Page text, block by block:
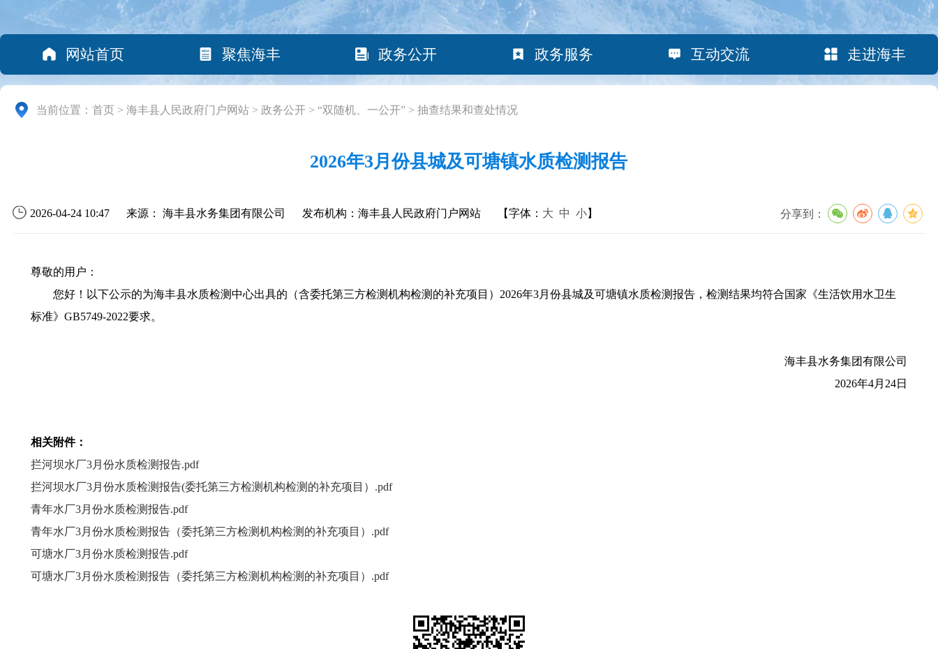
网站首页 聚焦海丰 政务公开 政务服务 互动交流 走进海丰
当前位置： 首页 > 海丰县人民政府门户网站 > 政务公开 > “双随机、一公开” > 抽查结果和查处情况
2026年3月份县城及可塘镇水质检测报告
2026-04-24 10:47 来源： 海丰县水务集团有限公司 发布机构：海丰县人民政府门户网站 【字体： 大 中 小】 分享到：
尊敬的用户：
您好！以下公示的为海丰县水质检测中心出具的（含委托第三方检测机构检测的补充项目）2026年3月份县城及可塘镇水质检测报告，检测结果均符合国家《生活饮用水卫生
标准》GB5749-2022要求。
海丰县水务集团有限公司
2026年4月24日
相关附件：
拦河坝水厂3月份水质检测报告.pdf
拦河坝水厂3月份水质检测报告(委托第三方检测机构检测的补充项目）.pdf
青年水厂3月份水质检测报告.pdf
青年水厂3月份水质检测报告（委托第三方检测机构检测的补充项目）.pdf
可塘水厂3月份水质检测报告.pdf
可塘水厂3月份水质检测报告（委托第三方检测机构检测的补充项目）.pdf